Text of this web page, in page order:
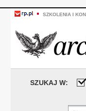
SZKOLENIA I
SZUKAJ W: